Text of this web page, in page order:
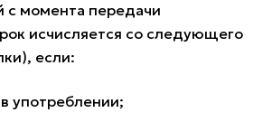
с момента передачи
исчисляется со следующего
если:
употреблении;